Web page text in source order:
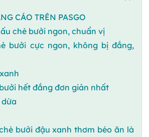
CÁO TRÊN PASGO
chè bưởi ngon, chuẩn vị
bưởi cực ngon, không bị đắng,
hết đắng đơn giản nhất
bưởi đậu xanh thơm béo ăn là